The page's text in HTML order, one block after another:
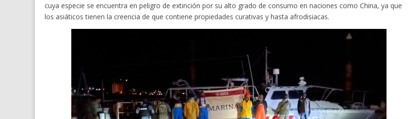
cuya especie se encuentra en peligro de extinción por su alto grado de consumo en naciones como China, ya que
los asiáticos tienen la creencia de que contiene propiedades curativas y hasta afrodisiacas.